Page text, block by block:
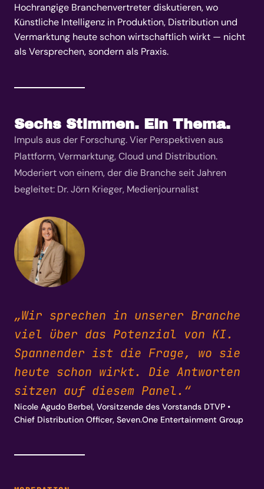
Hochrangige Branchenvertreter diskutieren, wo
Künstliche Intelligenz in Produktion, Distribution und
Vermarktung heute schon wirtschaftlich wirkt — nicht
als Versprechen, sondern als Praxis.
Sechs Stimmen. Ein Thema.
Impuls aus der Forschung. Vier Perspektiven aus
Plattform, Vermarktung, Cloud und Distribution.
Moderiert von einem, der die Branche seit Jahren
begleitet: Dr. Jörn Krieger, Medienjournalist
„Wir sprechen in unserer Branche
viel über das Potenzial von KI.
Spannender ist die Frage, wo sie
heute schon wirkt. Die Antworten
sitzen auf diesem Panel.“
Nicole Agudo Berbel, Vorsitzende des Vorstands DTVP •
Chief Distribution Officer, Seven.One Entertainment Group